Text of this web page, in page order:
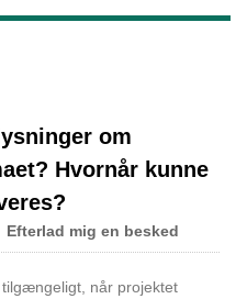
om
Hvornår kunne
Efterlad mig en besked
når projektet